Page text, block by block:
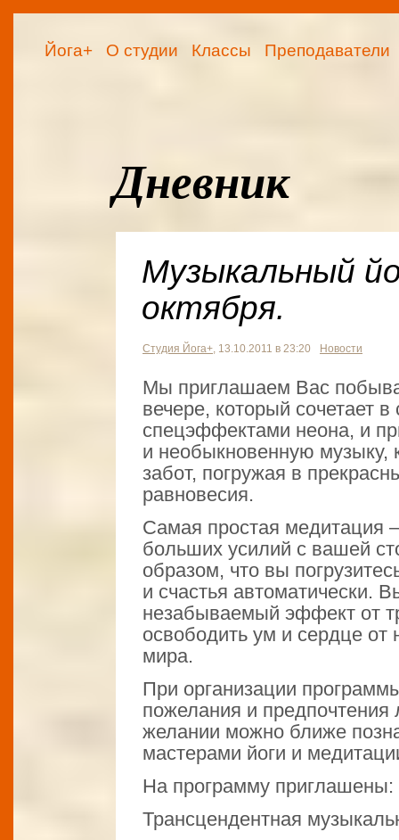
Йога+ О студии Классы Преподаватели
Дневник
Музыкальный
октября.
Студия Йога+ , 13.10.2011 в 23:20 Новости
Мы приглашаем Вас
вечере, который сочетает
спецэффектами неона, и
и необыкновенную музыку,
забот, погружая в
равновесия.
Самая простая медитация
больших усилий с вашей
образом, что вы
и счастья автоматически.
незабываемый эффект от
освободить ум и сердце от
мира.
При организации
пожелания и
желании можно ближе
мастерами йоги и
На программу приглашены:
Трансцендентная